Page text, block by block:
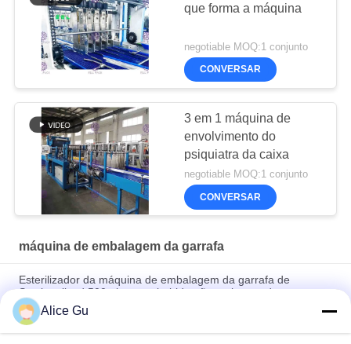
que forma a máquina
negotiable MOQ:1 conjunto
CONVERSAR
3 em 1 máquina de
envolvimento do
psiquiatra da caixa
negotiable MOQ:1 conjunto
CONVERSAR
máquina de embalagem da garrafa
Esterilizador da máquina de embalagem da garrafa de
Sectionalized 500ml para a bebida não carbonatada
Máquina refrigerando pura do chá de gelo do esterilizador da
máquina de embalagem da garrafa do pulverizador de água
Alice Gu